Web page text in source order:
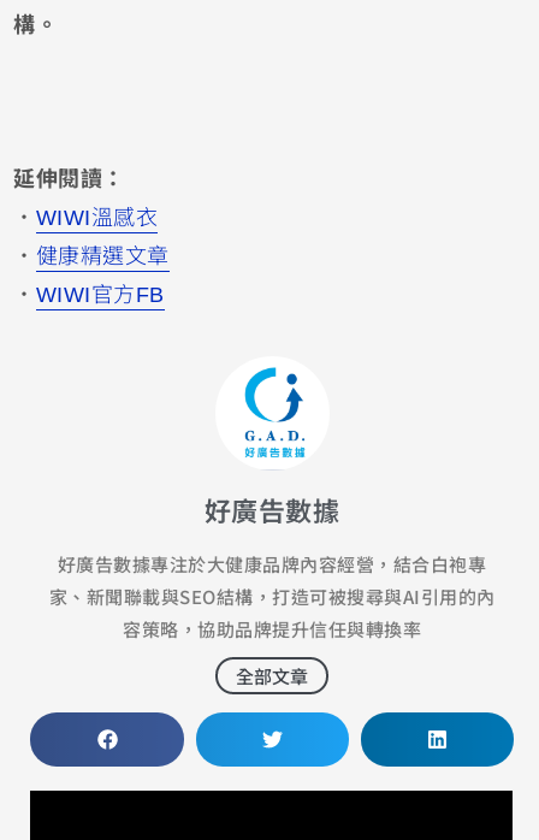
構。
延伸閱讀：
・ WIWI溫感衣
・ 健康精選文章
・ WIWI官方FB
好廣告數據
好廣告數據專注於大健康品牌內容經營，結合白袍專
家、新聞聯載與SEO結構，打造可被搜尋與AI引用的內
容策略，協助品牌提升信任與轉換率
全部文章